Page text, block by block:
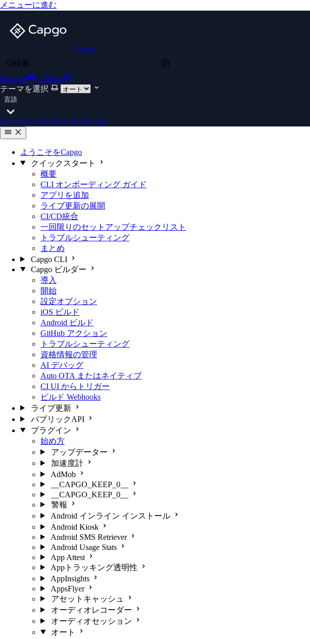
メニューに進む
Capgo
検索
Discord
GitHub
テーマを選択
言語
DE EN ES FR ID IT JA KO ZH
ようこそをCapgo
クイックスタート
概要
CLI オンボーディング ガイド
アプリを追加
ライブ更新の展開
CI/CD統合
一回限りのセットアップチェックリスト
トラブルシューティング
まとめ
Capgo CLI
Capgo ビルダー
導入
開始
設定オプション
iOS ビルド
Android ビルド
GitHub アクション
トラブルシューティング
資格情報の管理
AI デバッグ
Auto OTA またはネイティブ
CI UI からトリガー
ビルド Webhooks
ライブ更新
パブリックAPI
プラグイン
始め方
アップデーター
加速度計
AdMob
__CAPGO_KEEP_0__
__CAPGO_KEEP_0__
警報
Android インライン インストール
Android Kiosk
Android SMS Retriever
Android Usage Stats
App Attest
Appトラッキング透明性
AppInsights
AppsFlyer
アセットキャッシュ
オーディオレコーダー
オーディオセッション
オート